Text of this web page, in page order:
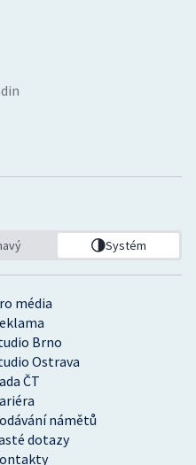
média
Brno
Ostrava
ČT
námětů
dotazy
Systém